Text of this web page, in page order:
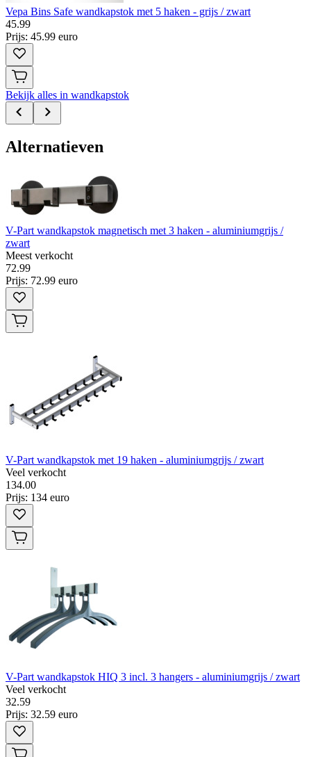
Vepa Bins Safe wandkapstok met 5 haken - grijs / zwart
45.99
Prijs: 45.99 euro
Bekijk alles in wandkapstok
Alternatieven
V-Part wandkapstok magnetisch met 3 haken - aluminiumgrijs /
zwart
Meest verkocht
72.99
Prijs: 72.99 euro
V-Part wandkapstok met 19 haken - aluminiumgrijs / zwart
Veel verkocht
134.00
Prijs: 134 euro
V-Part wandkapstok HIQ 3 incl. 3 hangers - aluminiumgrijs / zwart
Veel verkocht
32.59
Prijs: 32.59 euro